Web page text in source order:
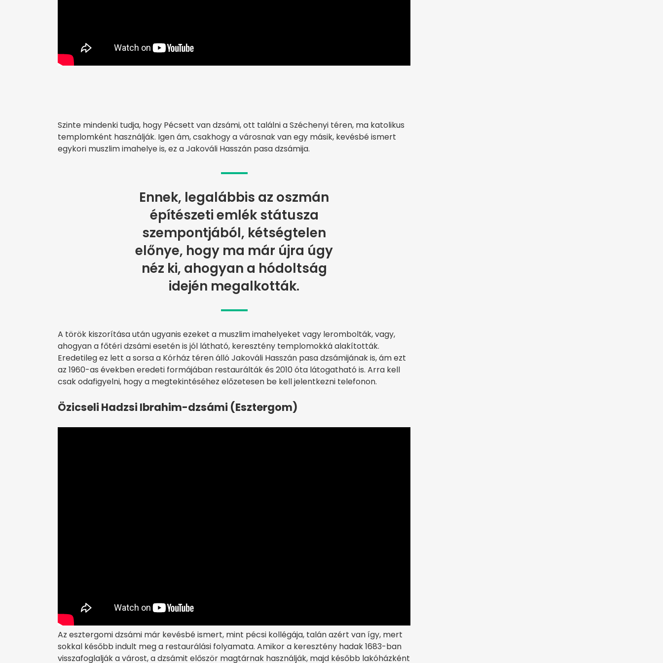
Szinte mindenki tudja, hogy Pécsett van dzsámi, ott találni a Széchenyi téren, ma katolikus
templomként használják. Igen ám, csakhogy a városnak van egy másik, kevésbé ismert
egykori muszlim imahelye is, ez a Jakováli Hasszán pasa dzsámija.
Ennek, legalábbis az oszmán
építészeti emlék státusza
szempontjából, kétségtelen
előnye, hogy ma már újra úgy
néz ki, ahogyan a hódoltság
idején megalkották.
A török kiszorítása után ugyanis ezeket a muszlim imahelyeket vagy lerombolták, vagy,
ahogyan a főtéri dzsámi esetén is jól látható, keresztény templomokká alakították.
Eredetileg ez lett a sorsa a Kórház téren álló Jakováli Hasszán pasa dzsámijának is, ám ezt
az 1960-as években eredeti formájában restaurálták és 2010 óta látogatható is. Arra kell
csak odafigyelni, hogy a megtekintéséhez előzetesen be kell jelentkezni telefonon.
Özicseli Hadzsi Ibrahim-dzsámi (Esztergom)
Az esztergomi dzsámi már kevésbé ismert, mint pécsi kollégája, talán azért van így, mert
sokkal később indult meg a restaurálási folyamata. Amikor a keresztény hadak 1683-ban
visszafoglalják a várost, a dzsámit először magtárnak használják, majd később lakóházként